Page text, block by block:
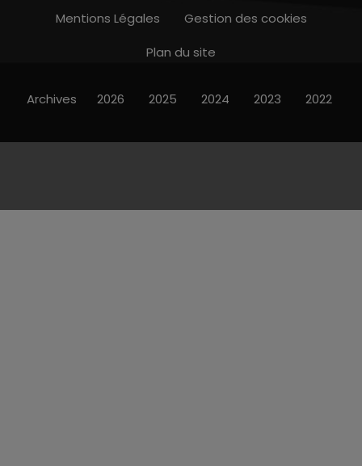
Mentions Légales
Gestion des cookies
Plan du site
Archives 2026 2025 2024 2023 2022